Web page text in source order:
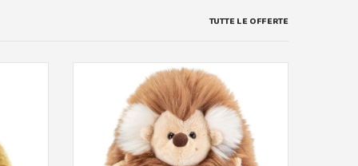
TUTTE LE OFFERTE